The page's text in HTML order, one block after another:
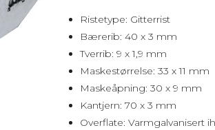
Ristetype: Gitterrist
Bærerib: 40 x 3 mm
Tverrib: 9 x 1,9 mm
Maskestørrelse: 33 x 11 mm
Maskeåpning: 30 x 9 mm
Kantjern: 70 x 3 mm
Overflate: Varmgalvanisert